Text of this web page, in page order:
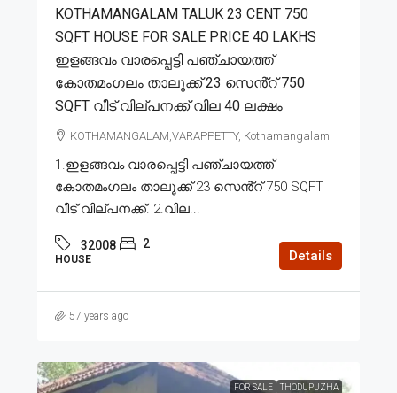
KOTHAMANGALAM TALUK 23 CENT 750
SQFT HOUSE FOR SALE PRICE 40 LAKHS
ഇളങ്ങവം വാരപ്പെട്ടി പഞ്ചായത്ത്
കോതമംഗലം താലൂക്ക് 23 സെൻ്റ് 750
SQFT വീട് വില്പനക്ക് വില 40 ലക്ഷം
KOTHAMANGALAM,VARAPPETTY, Kothamangalam
1.ഇളങ്ങവം വാരപ്പെട്ടി പഞ്ചായത്ത്
കോതമംഗലം താലൂക്ക് 23 സെൻ്റ് 750 SQFT
വീട് വില്പനക്ക്. 2.വില...
32008 2
HOUSE Details
57 years ago
FOR SALE THODUPUZHA